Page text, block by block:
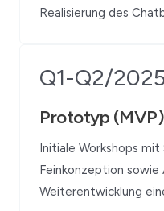
Realisierung des
Q1-Q2/
Prototyp (MVP)
Initiale Workshops
Feinkonzeption
Weiterentwicklung